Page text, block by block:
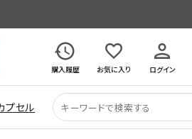
購入履歴
お気に入り ログイン
プセル